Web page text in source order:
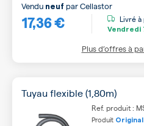
17,36 €
Vendu neuf parCellastor
Livré à
Vendredi
Plus d’offres à
Tuyau flexible (1,80m)
Ref. produit :
Produit Original